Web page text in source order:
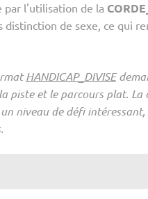
par l'utilisation de la
distinction de sexe, ce qui
HANDICAP_DIVISE
piste et le parcours plat. La
niveau de défi